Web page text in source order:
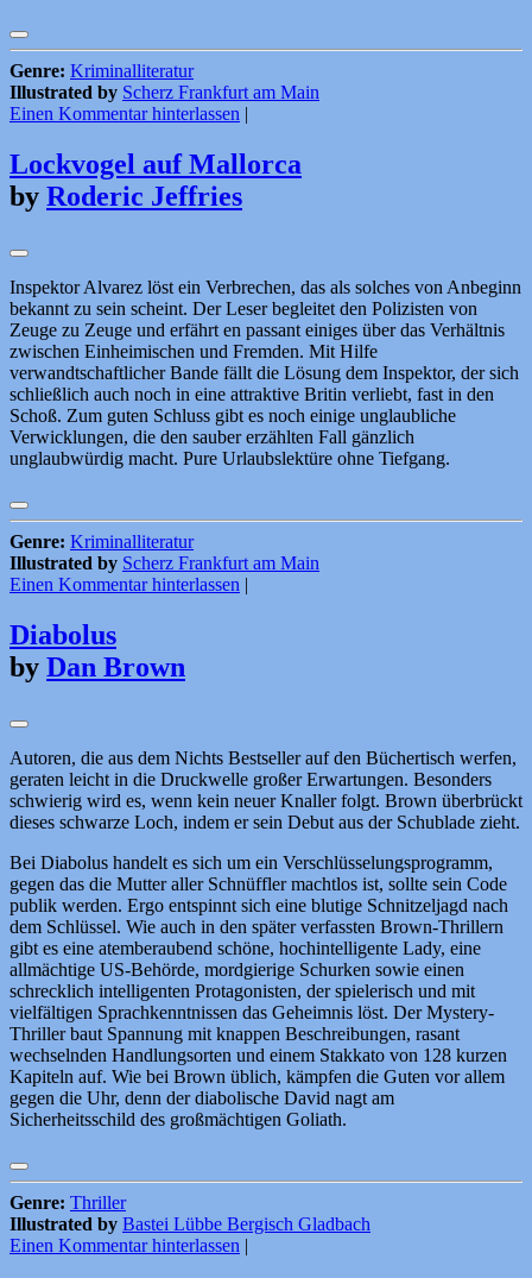
Genre: Kriminalliteratur
Illustrated by Scherz Frankfurt am Main
Einen Kommentar hinterlassen |
Lockvogel auf Mallorca
by Roderic Jeffries
Inspektor Alvarez löst ein Verbrechen, das als solches von Anbeginn
bekannt zu sein scheint. Der Leser begleitet den Polizisten von
Zeuge zu Zeuge und erfährt en passant einiges über das Verhältnis
zwischen Einheimischen und Fremden. Mit Hilfe
verwandtschaftlicher Bande fällt die Lösung dem Inspektor, der sich
schließlich auch noch in eine attraktive Britin verliebt, fast in den
Schoß. Zum guten Schluss gibt es noch einige unglaubliche
Verwicklungen, die den sauber erzählten Fall gänzlich
unglaubwürdig macht. Pure Urlaubslektüre ohne Tiefgang.
Genre: Kriminalliteratur
Illustrated by Scherz Frankfurt am Main
Einen Kommentar hinterlassen |
Diabolus
by Dan Brown
Autoren, die aus dem Nichts Bestseller auf den Büchertisch werfen,
geraten leicht in die Druckwelle großer Erwartungen. Besonders
schwierig wird es, wenn kein neuer Knaller folgt. Brown überbrückt
dieses schwarze Loch, indem er sein Debut aus der Schublade zieht.
Bei Diabolus handelt es sich um ein Verschlüsselungsprogramm,
gegen das die Mutter aller Schnüffler machtlos ist, sollte sein Code
publik werden. Ergo entspinnt sich eine blutige Schnitzeljagd nach
dem Schlüssel. Wie auch in den später verfassten Brown-Thrillern
gibt es eine atemberaubend schöne, hochintelligente Lady, eine
allmächtige US-Behörde, mordgierige Schurken sowie einen
schrecklich intelligenten Protagonisten, der spielerisch und mit
vielfältigen Sprachkenntnissen das Geheimnis löst. Der Mystery-
Thriller baut Spannung mit knappen Beschreibungen, rasant
wechselnden Handlungsorten und einem Stakkato von 128 kurzen
Kapiteln auf. Wie bei Brown üblich, kämpfen die Guten vor allem
gegen die Uhr, denn der diabolische David nagt am
Sicherheitsschild des großmächtigen Goliath.
Genre: Thriller
Illustrated by Bastei Lübbe Bergisch Gladbach
Einen Kommentar hinterlassen |